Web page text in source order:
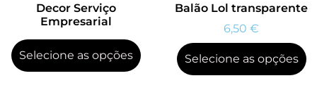
Decor Serviço
Empresarial
Selecione as opções
Balão Lol transparente
6,50 €
Selecione as opções